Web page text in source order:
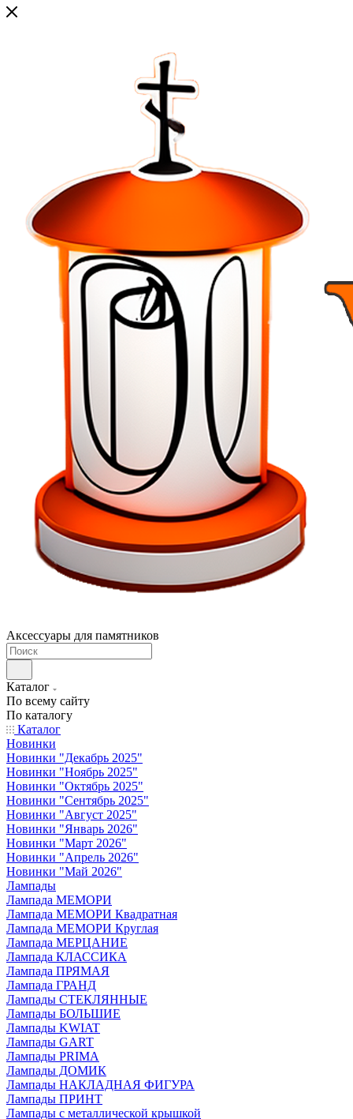
Аксессуары для памятников
Каталог
По всему сайту
По каталогу
Каталог
Новинки
Новинки "Декабрь 2025"
Новинки "Ноябрь 2025"
Новинки "Октябрь 2025"
Новинки "Сентябрь 2025"
Новинки "Август 2025"
Новинки "Январь 2026"
Новинки "Март 2026"
Новинки "Апрель 2026"
Новинки "Май 2026"
Лампады
Лампада МЕМОРИ
Лампада МЕМОРИ Квадратная
Лампада МЕМОРИ Круглая
Лампада МЕРЦАНИЕ
Лампада КЛАССИКА
Лампада ПРЯМАЯ
Лампада ГРАНД
Лампады СТЕКЛЯННЫЕ
Лампады БОЛЬШИЕ
Лампады KWIAT
Лампады GART
Лампады PRIMA
Лампады ДОМИК
Лампады НАКЛАДНАЯ ФИГУРА
Лампады ПРИНТ
Лампады с металлической крышкой